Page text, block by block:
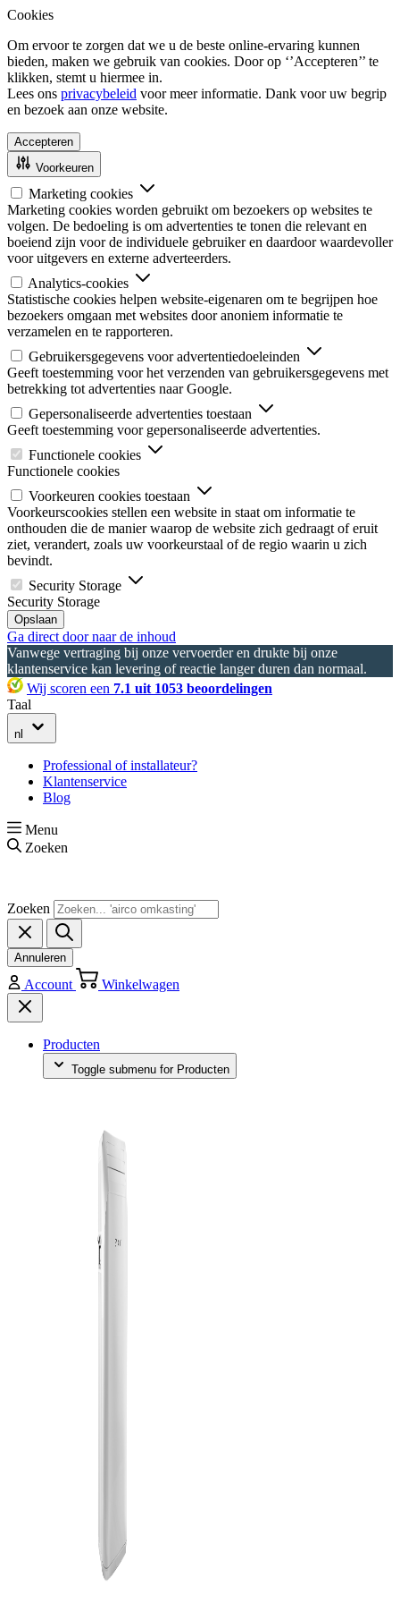
Cookies
Om ervoor te zorgen dat we u de beste online-ervaring kunnen
bieden, maken we gebruik van cookies. Door op ‘’Accepteren’’ te
klikken, stemt u hiermee in.
Lees ons privacybeleid voor meer informatie. Dank voor uw begrip
en bezoek aan onze website.
Accepteren
Voorkeuren
Marketing cookies
Marketing cookies worden gebruikt om bezoekers op websites te
volgen. De bedoeling is om advertenties te tonen die relevant en
boeiend zijn voor de individuele gebruiker en daardoor waardevoller
voor uitgevers en externe adverteerders.
Analytics-cookies
Statistische cookies helpen website-eigenaren om te begrijpen hoe
bezoekers omgaan met websites door anoniem informatie te
verzamelen en te rapporteren.
Gebruikersgegevens voor advertentiedoeleinden
Geeft toestemming voor het verzenden van gebruikersgegevens met
betrekking tot advertenties naar Google.
Gepersonaliseerde advertenties toestaan
Geeft toestemming voor gepersonaliseerde advertenties.
Functionele cookies
Functionele cookies
Voorkeuren cookies toestaan
Voorkeurscookies stellen een website in staat om informatie te
onthouden die de manier waarop de website zich gedraagt of eruit
ziet, verandert, zoals uw voorkeurstaal of de regio waarin u zich
bevindt.
Security Storage
Security Storage
Opslaan
Ga direct door naar de inhoud
Vanwege vertraging bij onze vervoerder en drukte bij onze
klantenservice kan levering of reactie langer duren dan normaal.
Wij scoren een 7.1 uit 1053 beoordelingen
Taal
nl
Professional of installateur?
Klantenservice
Blog
Menu
Zoeken
Zoeken
Annuleren
Account Winkelwagen
Producten
Toggle submenu for Producten